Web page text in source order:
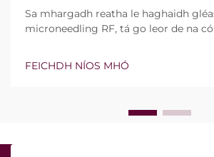
Sa mhargadh reatha le haghaidh
microneedling RF, tá go leor de na
Áfach, níl an cheist fíor i ndáiríre an
seo ann nó nach bhfuil, ach conas a
FEICHDH NÍOS MHÓ